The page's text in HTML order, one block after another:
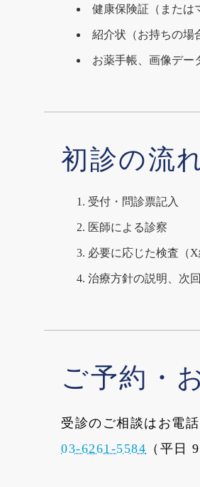
健康保険証（または
紹介状（お持ちの場
お薬手帳、画像デー
初診の流
受付・問診票記入
医師による診察
必要に応じた検査（X
治療方針の説明、次
ご予約・
受診のご相談はお電話
03-6261-5584 （平日